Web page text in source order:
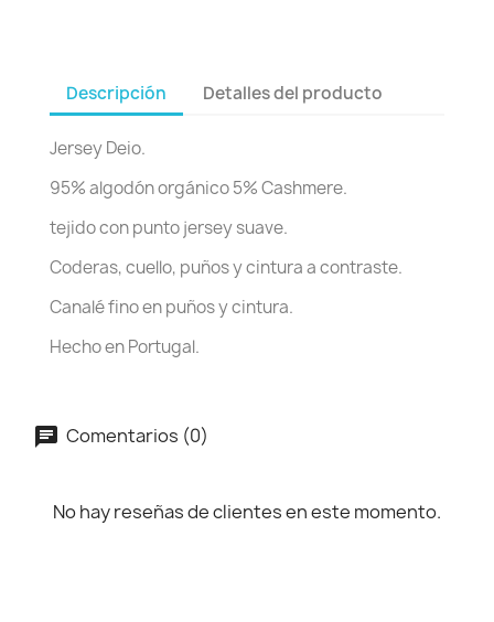
Descripción Detalles del producto
Jersey Deio.
95% algodón orgánico 5% Cashmere.
tejido con punto jersey suave.
Coderas, cuello, puños y cintura a contraste.
Canalé fino en puños y cintura.
Hecho en Portugal.
Comentarios (0)
No hay reseñas de clientes en este momento.